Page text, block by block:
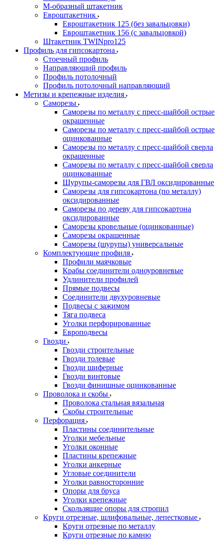
М-образный штакетник
Евроштакетник
Евроштакетник 125 (без завальцовки)
Евроштакетник 156 (с завальцовкой)
Штакетник TWINpro125
Профиль для гипсокартона
Стоечный профиль
Направляющий профиль
Профиль потолочный
Профиль потолочный направляющий
Метизы и крепежные изделия
Саморезы
Саморезы по металлу с пресс-шайбой острые
окрашенные
Саморезы по металлу с пресс-шайбой острые
оцинкованные
Саморезы по металлу с пресс-шайбой сверла
окрашенные
Саморезы по металлу с пресс-шайбой сверла
оцинкованные
Шурупы-саморезы для ГВЛ оксидированные
Саморезы для гипсокартона (по металлу)
оксидированные
Саморезы по дереву для гипсокартона
оксидированные
Саморезы кровельные (оцинкованные)
Саморезы окрашенные
Саморезы (шурупы) универсальные
Комплектующие профиля
Профили маячковые
Крабы соединители одноуровневые
Удлинители профилей
Прямые подвесы
Соединители двухуровневые
Подвесы с зажимом
Тяга подвеса
Уголки перфорированные
Европодвесы
Гвозди
Гвозди строительные
Гвозди толевые
Гвозди шиферные
Гвозди винтовые
Гвозди финишные оцинкованные
Проволока и скобы
Проволока стальная вязальная
Скобы строительные
Перфорация
Пластины соединительные
Уголки мебельные
Уголки оконные
Пластины крепежные
Уголки анкерные
Угловые соединители
Уголки равносторонние
Опоры для бруса
Уголки крепежные
Скользящие опоры для стропил
Круги отрезные, шлифовальные, лепестковые
Круги отрезные по металлу
Круги отрезные по камню